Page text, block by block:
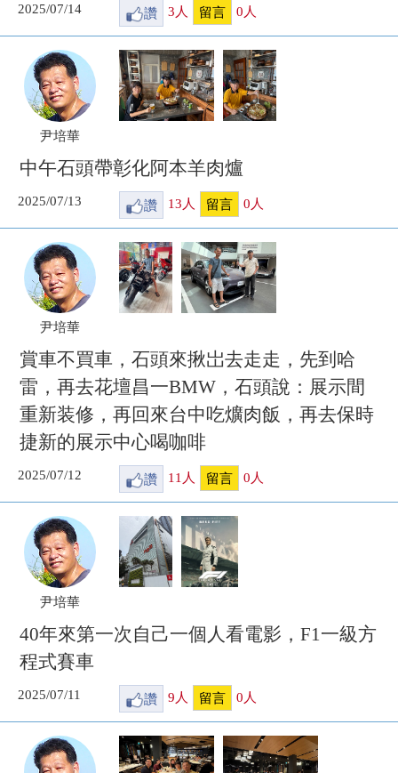
2025/07/14 讚 3 人 留言 0 人
尹培華
中午石頭帶彰化阿本羊肉爐
2025/07/13 讚 13 人 留言 0 人
尹培華
賞車不買車，石頭來揪岀去走走，先到哈
雷，再去花壇昌一BMW，石頭說：展示間
重新装修，再回來台中吃爌肉飯，再去保時
捷新的展示中心喝咖啡
2025/07/12 讚 11人 留言 0人
尹培華
40年來第一次自己一個人看電影，F1一級方
程式賽車
2025/07/11 讚 9 人 留言 0 人